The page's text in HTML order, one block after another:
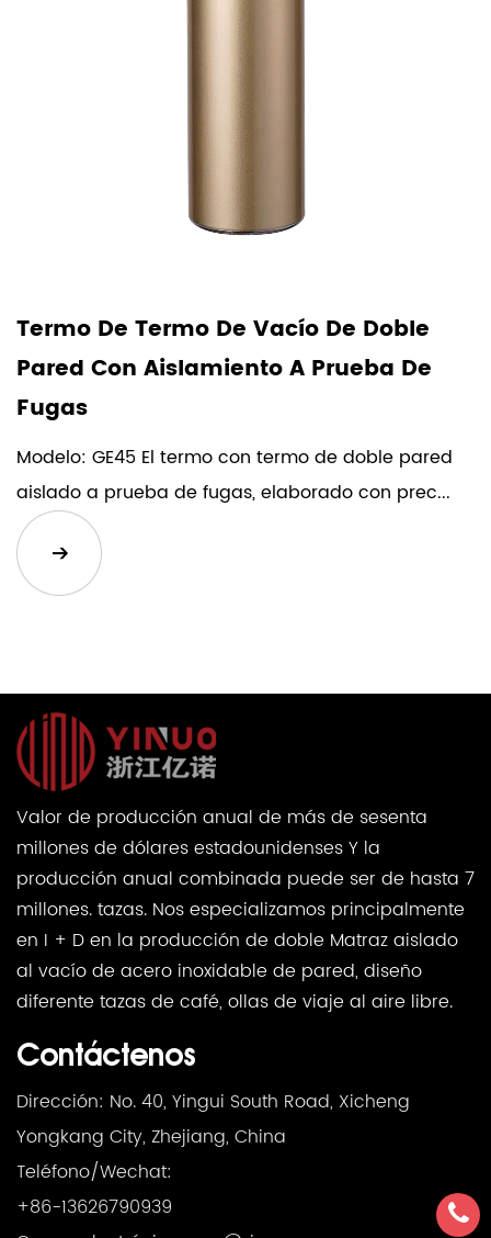
Termo De Termo De Vacío De Doble
Pared Con Aislamiento A Prueba De
Fugas
Modelo: GE45 El termo con termo de doble pared
aislado a prueba de fugas, elaborado con prec...
Valor de producción anual de más de sesenta
millones de dólares estadounidenses Y la
producción anual combinada puede ser de hasta 7
millones. tazas. Nos especializamos principalmente
en I + D en la producción de doble Matraz aislado
al vacío de acero inoxidable de pared, diseño
diferente tazas de café, ollas de viaje al aire libre.
Contáctenos
Dirección: No. 40, Yingui South Road, Xicheng
Yongkang City, Zhejiang, China
Teléfono/Wechat:
+86-13626790939